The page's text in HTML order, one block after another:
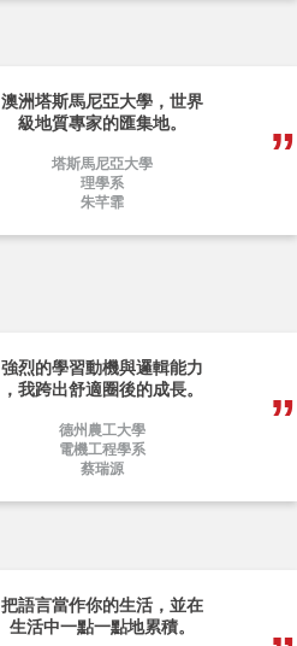
澳洲塔斯馬尼亞大學，世界
級地質專家的匯集地。
塔斯馬尼亞大學
理學系
朱芊霏
強烈的學習動機與邏輯能力
，我跨出舒適圈後的成長。
德州農工大學
電機工程學系
蔡瑞源
把語言當作你的生活，並在
生活中一點一點地累積。